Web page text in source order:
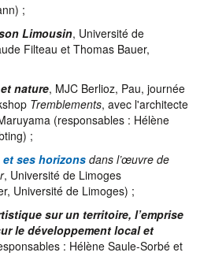
;
Limousin, Université de
Filteau et Thomas Bauer,
nature, MJC Berlioz, Pau, journée
Tremblements, avec l'architecte
(responsables : Hélène
;
ses horizons dans l’œuvre de
, Université de Limoges
Université de Limoges) ;
sur un territoire, l’emprise
le développement local et
: Hélène Saule-Sorbé et